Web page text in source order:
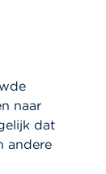
naar
dat
andere